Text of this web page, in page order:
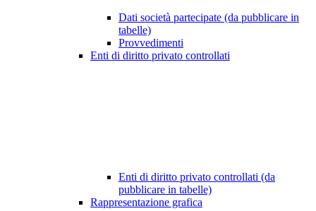
Dati società partecipate (da pubblicare in
tabelle)
Provvedimenti
Enti di diritto privato controllati
Enti di diritto privato controllati (da
pubblicare in tabelle)
Rappresentazione grafica